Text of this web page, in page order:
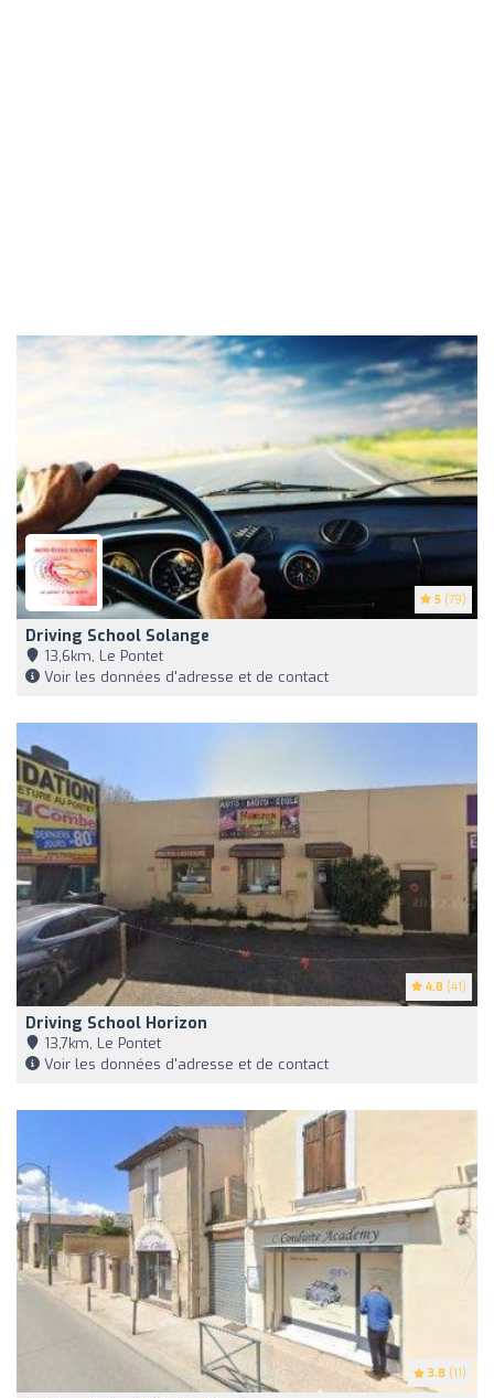
5 (79)
Driving School Solange
13,6km, Le Pontet
Voir les données d'adresse et de contact
4.8 (41)
Driving School Horizon
13,7km, Le Pontet
Voir les données d'adresse et de contact
3.8 (11)